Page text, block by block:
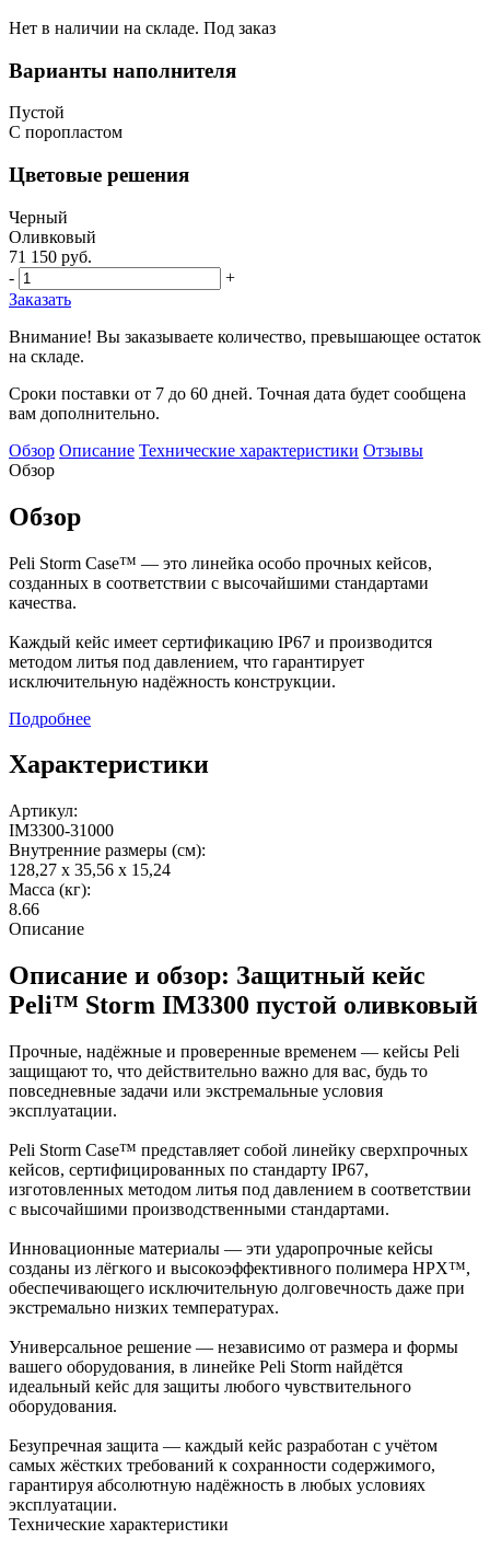
Нет в наличии на складе. Под заказ
Варианты наполнителя
Пустой
С поропластом
Цветовые решения
Черный
Оливковый
71 150 руб.
-
+
Заказать
Внимание! Вы заказываете количество, превышающее остаток
на складе.
Сроки поставки от 7 до 60 дней. Точная дата будет сообщена
вам дополнительно.
Обзор Описание Технические характеристики Отзывы
Обзор
Обзор
Peli Storm Case™ — это линейка особо прочных кейсов,
созданных в соответствии с высочайшими стандартами
качества.
Каждый кейс имеет сертификацию IP67 и производится
методом литья под давлением, что гарантирует
исключительную надёжность конструкции.
Подробнее
Характеристики
Артикул:
IM3300-31000
Внутренние размеры (см):
128,27 x 35,56 x 15,24
Масса (кг):
8.66
Описание
Описание и обзор: Защитный кейс
Peli™ Storm IM3300 пустой оливковый
Прочные, надёжные и проверенные временем — кейсы Peli
защищают то, что действительно важно для вас, будь то
повседневные задачи или экстремальные условия
эксплуатации.
Peli Storm Case™ представляет собой линейку сверхпрочных
кейсов, сертифицированных по стандарту IP67,
изготовленных методом литья под давлением в соответствии
с высочайшими производственными стандартами.
Инновационные материалы — эти ударопрочные кейсы
созданы из лёгкого и высокоэффективного полимера HPX™,
обеспечивающего исключительную долговечность даже при
экстремально низких температурах.
Универсальное решение — независимо от размера и формы
вашего оборудования, в линейке Peli Storm найдётся
идеальный кейс для защиты любого чувствительного
оборудования.
Безупречная защита — каждый кейс разработан с учётом
самых жёстких требований к сохранности содержимого,
гарантируя абсолютную надёжность в любых условиях
эксплуатации.
Технические характеристики